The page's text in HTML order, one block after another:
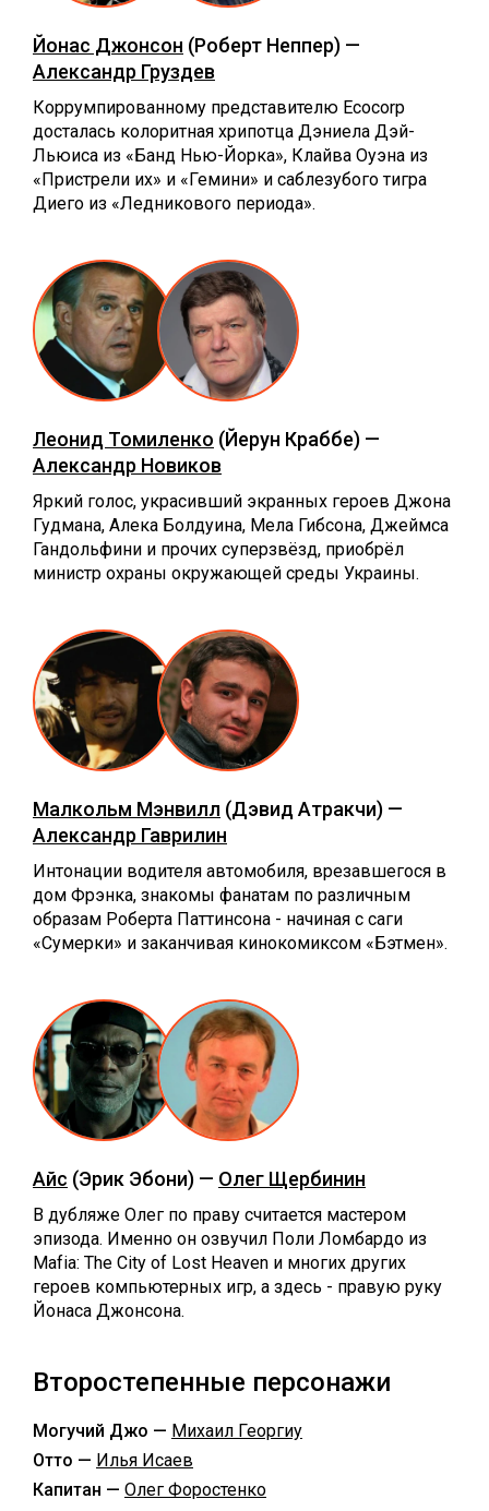
Йонас Джонсон (Роберт Неппер) —
Александр Груздев
Коррумпированному представителю Ecocorp
досталась колоритная хрипотца Дэниела Дэй-
Льюиса из «Банд Нью-Йорка», Клайва Оуэна из
«Пристрели их» и «Гемини» и саблезубого тигра
Диего из «Ледникового периода».
Леонид Томиленко (Йерун Краббе) —
Александр Новиков
Яркий голос, украсивший экранных героев Джона
Гудмана, Алека Болдуина, Мела Гибсона, Джеймса
Гандольфини и прочих суперзвёзд, приобрёл
министр охраны окружающей среды Украины.
Малкольм Мэнвилл (Дэвид Атракчи) —
Александр Гаврилин
Интонации водителя автомобиля, врезавшегося в
дом Фрэнка, знакомы фанатам по различным
образам Роберта Паттинсона - начиная с саги
«Сумерки» и заканчивая кинокомиксом «Бэтмен».
Айс (Эрик Эбони) — Олег Щербинин
В дубляже Олег по праву считается мастером
эпизода. Именно он озвучил Поли Ломбардо из
Mafia: The City of Lost Heaven и многих других
героев компьютерных игр, а здесь - правую руку
Йонаса Джонсона.
Второстепенные персонажи
Могучий Джо — Михаил Георгиу
Отто — Илья Исаев
Капитан — Олег Форостенко